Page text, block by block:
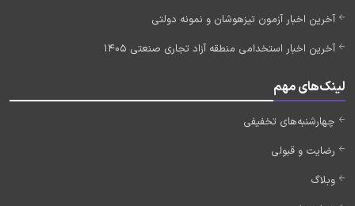
آخرین اخبار آزمون تیزهوشان و نمونه دولتی
آخرین اخبار استخدامی منطقه آزاد تجاری صنعتی 1405
لینک‌های مهم
چهارشنبه‌های تخفیفی
رضایت و قبولی
وبلاگ